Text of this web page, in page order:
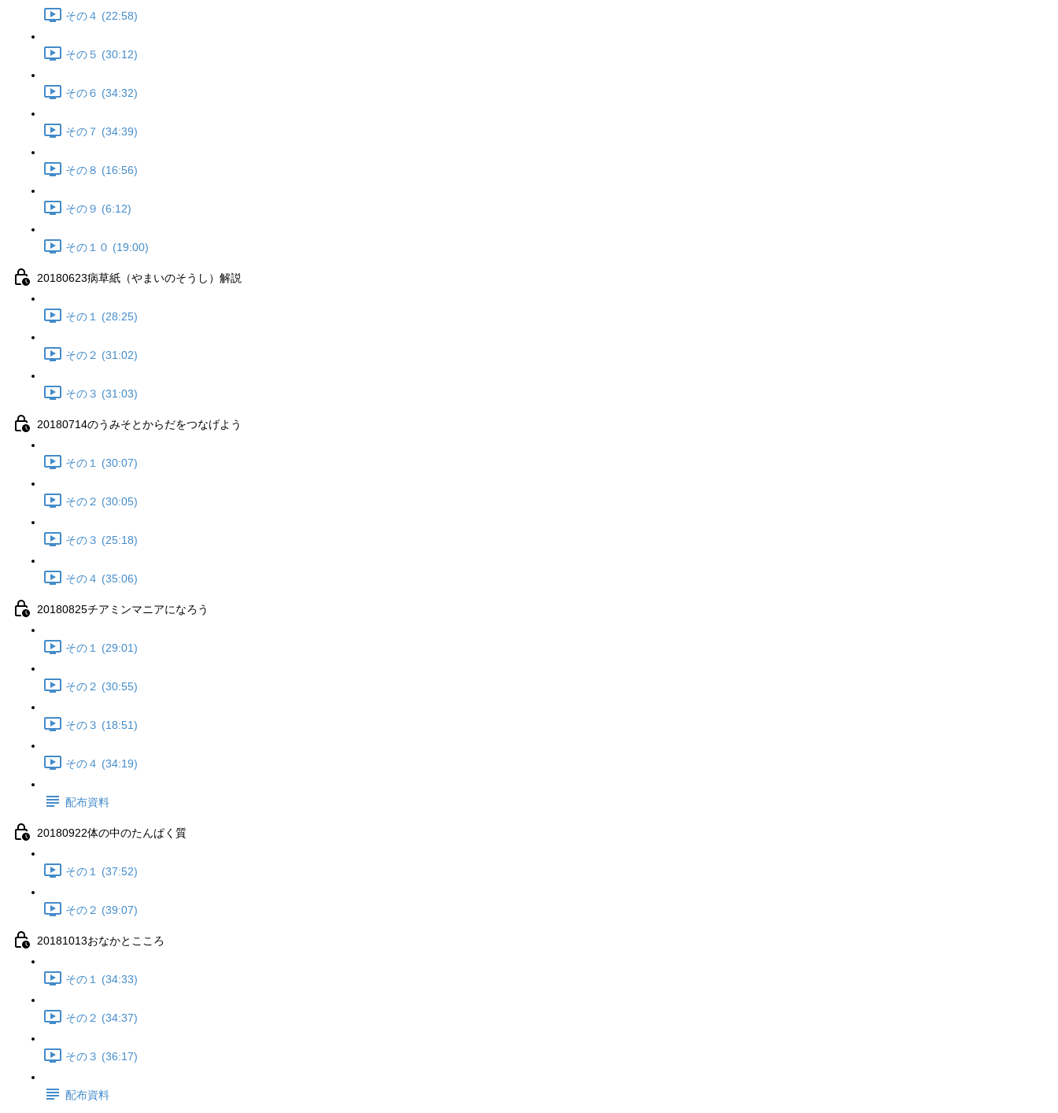
その４ (22:58)
その５ (30:12)
その６ (34:32)
その７ (34:39)
その８ (16:56)
その９ (6:12)
その１０ (19:00)
20180623病草紙（やまいのそうし）解説
その１ (28:25)
その２ (31:02)
その３ (31:03)
20180714のうみそとからだをつなげよう
その１ (30:07)
その２ (30:05)
その３ (25:18)
その４ (35:06)
20180825チアミンマニアになろう
その１ (29:01)
その２ (30:55)
その３ (18:51)
その４ (34:19)
配布資料
20180922体の中のたんぱく質
その１ (37:52)
その２ (39:07)
20181013おなかとこころ
その１ (34:33)
その２ (34:37)
その３ (36:17)
配布資料